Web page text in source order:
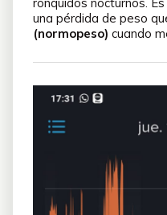
una pérdida de peso
(normopeso) cuando